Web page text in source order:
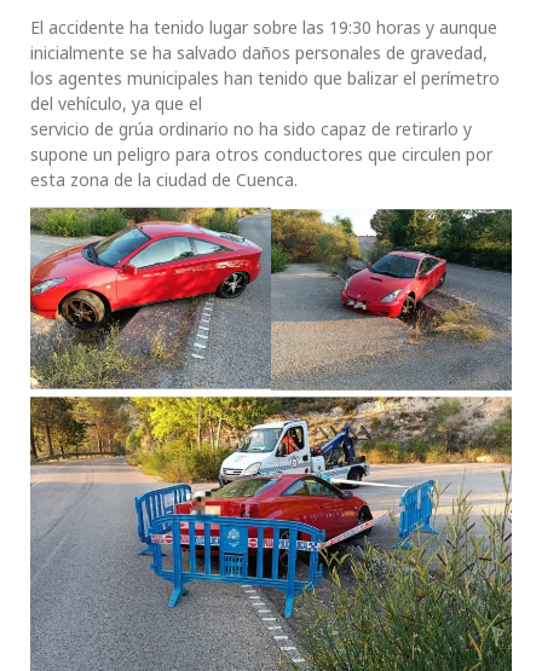
El accidente ha tenido lugar sobre las 19:30 horas y aunque
inicialmente se ha salvado daños personales de gravedad,
los agentes municipales han tenido que balizar el perímetro
del vehículo, ya que el
servicio de grúa ordinario no ha sido capaz de retirarlo y
supone un peligro para otros conductores que circulen por
esta zona de la ciudad de Cuenca.